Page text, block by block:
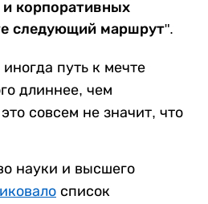
корпоративных
следующий маршрут".
путь к мечте
длиннее, чем
совсем не значит, что
науки и высшего
список